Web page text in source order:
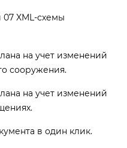
XML-схемы
на учет изменений
сооружения.
на учет изменений
в один клик.